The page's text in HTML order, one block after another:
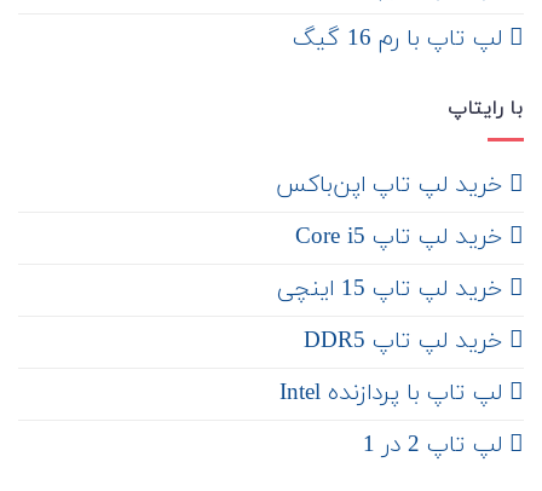
لپ تاپ با رم 16 گیگ
با رایتاپ
‌ خرید لپ تاپ اپن‌باکس
خرید لپ تاپ Core i5
‌‌ خرید لپ تاپ 15 اینچی
خرید لپ تاپ DDR5
لپ تاپ با پردازنده Intel
لپ تاپ 2 در 1